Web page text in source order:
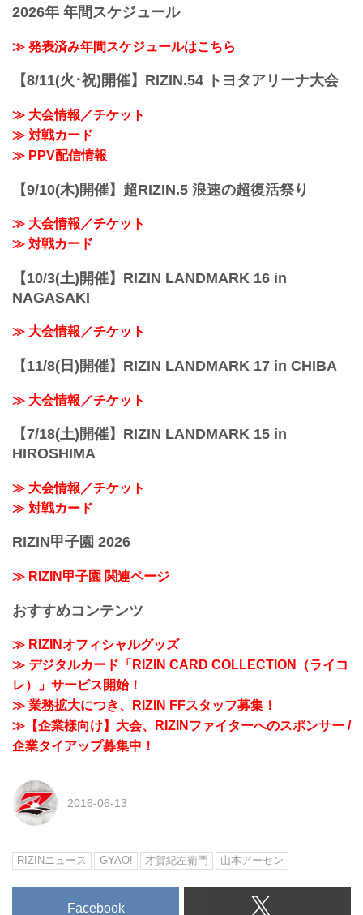
2026年 年間スケジュール
≫ 発表済み年間スケジュールはこちら
【8/11(火･祝)開催】RIZIN.54 トヨタアリーナ大会
≫ 大会情報／チケット
≫ 対戦カード
≫ PPV配信情報
【9/10(木)開催】超RIZIN.5 浪速の超復活祭り
≫ 大会情報／チケット
≫ 対戦カード
【10/3(土)開催】RIZIN LANDMARK 16 in
NAGASAKI
≫ 大会情報／チケット
【11/8(日)開催】RIZIN LANDMARK 17 in CHIBA
≫ 大会情報／チケット
【7/18(土)開催】RIZIN LANDMARK 15 in
HIROSHIMA
≫ 大会情報／チケット
≫ 対戦カード
RIZIN甲子園 2026
≫ RIZIN甲子園 関連ページ
おすすめコンテンツ
≫ RIZINオフィシャルグッズ
≫ デジタルカード「RIZIN CARD COLLECTION（ライコ
レ）」サービス開始！
≫ 業務拡大につき、RIZIN FFスタッフ募集！
≫【企業様向け】大会、RIZINファイターへのスポンサー /
企業タイアップ募集中！
2016-06-13
RIZINニュース GYAO! 才賀紀左衛門 山本アーセン
Facebook